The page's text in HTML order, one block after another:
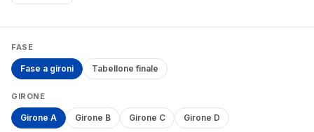
FASE
Fase a gironi Tabellone finale
GIRONE
Girone A Girone B Girone C Girone D